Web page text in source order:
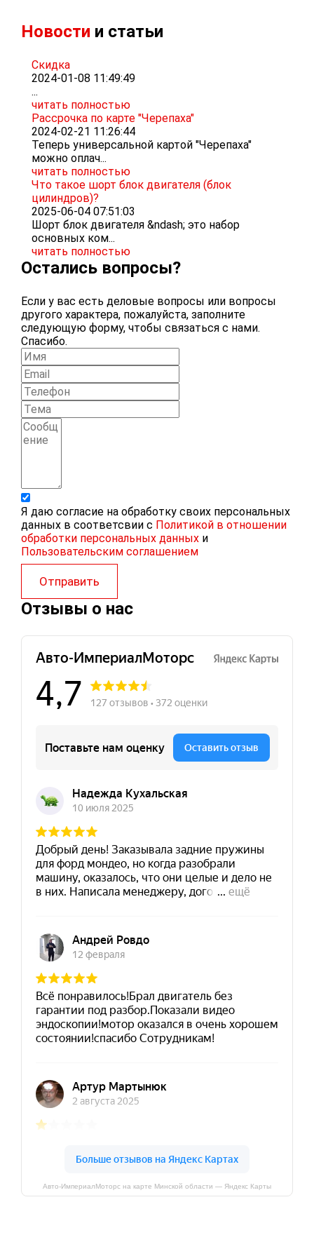
Новости и статьи
Скидка
2024-01-08 11:49:49
...
читать полностью
Рассрочка по карте "Черепаха"
2024-02-21 11:26:44
Теперь универсальной картой "Черепаха"
можно оплач...
читать полностью
Что такое шорт блок двигателя (блок
цилиндров)?
2025-06-04 07:51:03
Шорт блок двигателя &ndash; это набор
основных ком...
читать полностью
Остались вопросы?
Если у вас есть деловые вопросы или вопросы
другого характера, пожалуйста, заполните
следующую форму, чтобы связаться с нами.
Спасибо.
Я даю согласие на обработку своих персональных
данных в соответсвии с Политикой в отношении
обработки персональных данных и
Пользовательским соглашением
Отправить
Отзывы о нас
Авто-ИмпериалМоторс на карте Минской области — Яндекс Карты